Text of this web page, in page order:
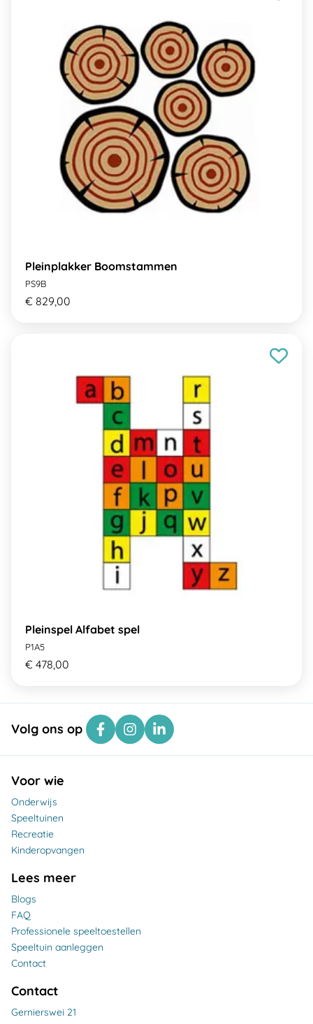
Pleinplakker Boomstammen
PS9B
€ 829,00
Pleinspel Alfabet spel
P1A5
€ 478,00
Volg ons op
Voor wie
Onderwijs
Speeltuinen
Recreatie
Kinderopvangen
Lees meer
Blogs
FAQ
Professionele speeltoestellen
Speeltuin aanleggen
Contact
Contact
Gernierswei 21